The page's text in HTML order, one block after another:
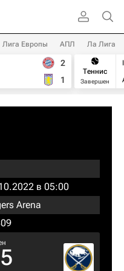
Лига Европы АПЛ Ла Лига
2
1
Теннис
Завершен
в 05:00
Arena
5